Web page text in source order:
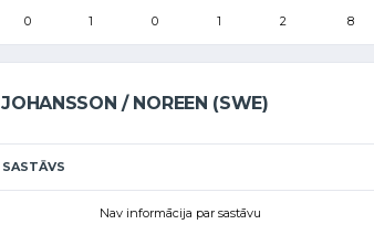
0 1 0 1 2 8
JOHANSSON / NOREEN (SWE)
SASTĀVS
Nav informācija par sastāvu